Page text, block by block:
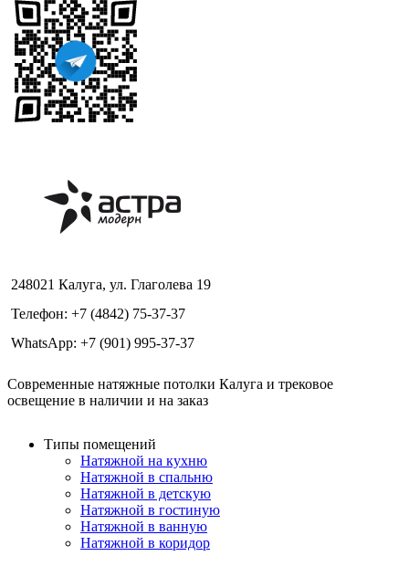
248021 Калуга, ул. Глаголева 19
Телефон: +7 (4842) 75-37-37
WhatsApp: +7 (901) 995-37-37
Современные натяжные потолки Калуга и трековое
освещение в наличии и на заказ
Типы помещений
Натяжной на кухню
Натяжной в спальню
Натяжной в детскую
Натяжной в гостиную
Натяжной в ванную
Натяжной в коридор